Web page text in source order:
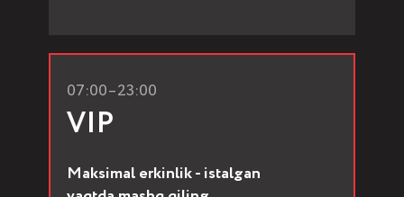
Maksimal erkinlik - istalgan
VIP
07:00–23:00